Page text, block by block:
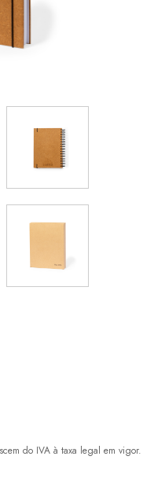
do IVA à taxa legal em vigor.